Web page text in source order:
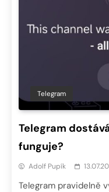
Telegram
Telegram
funguje?
Adolf Pupík
Telegram pravidelně